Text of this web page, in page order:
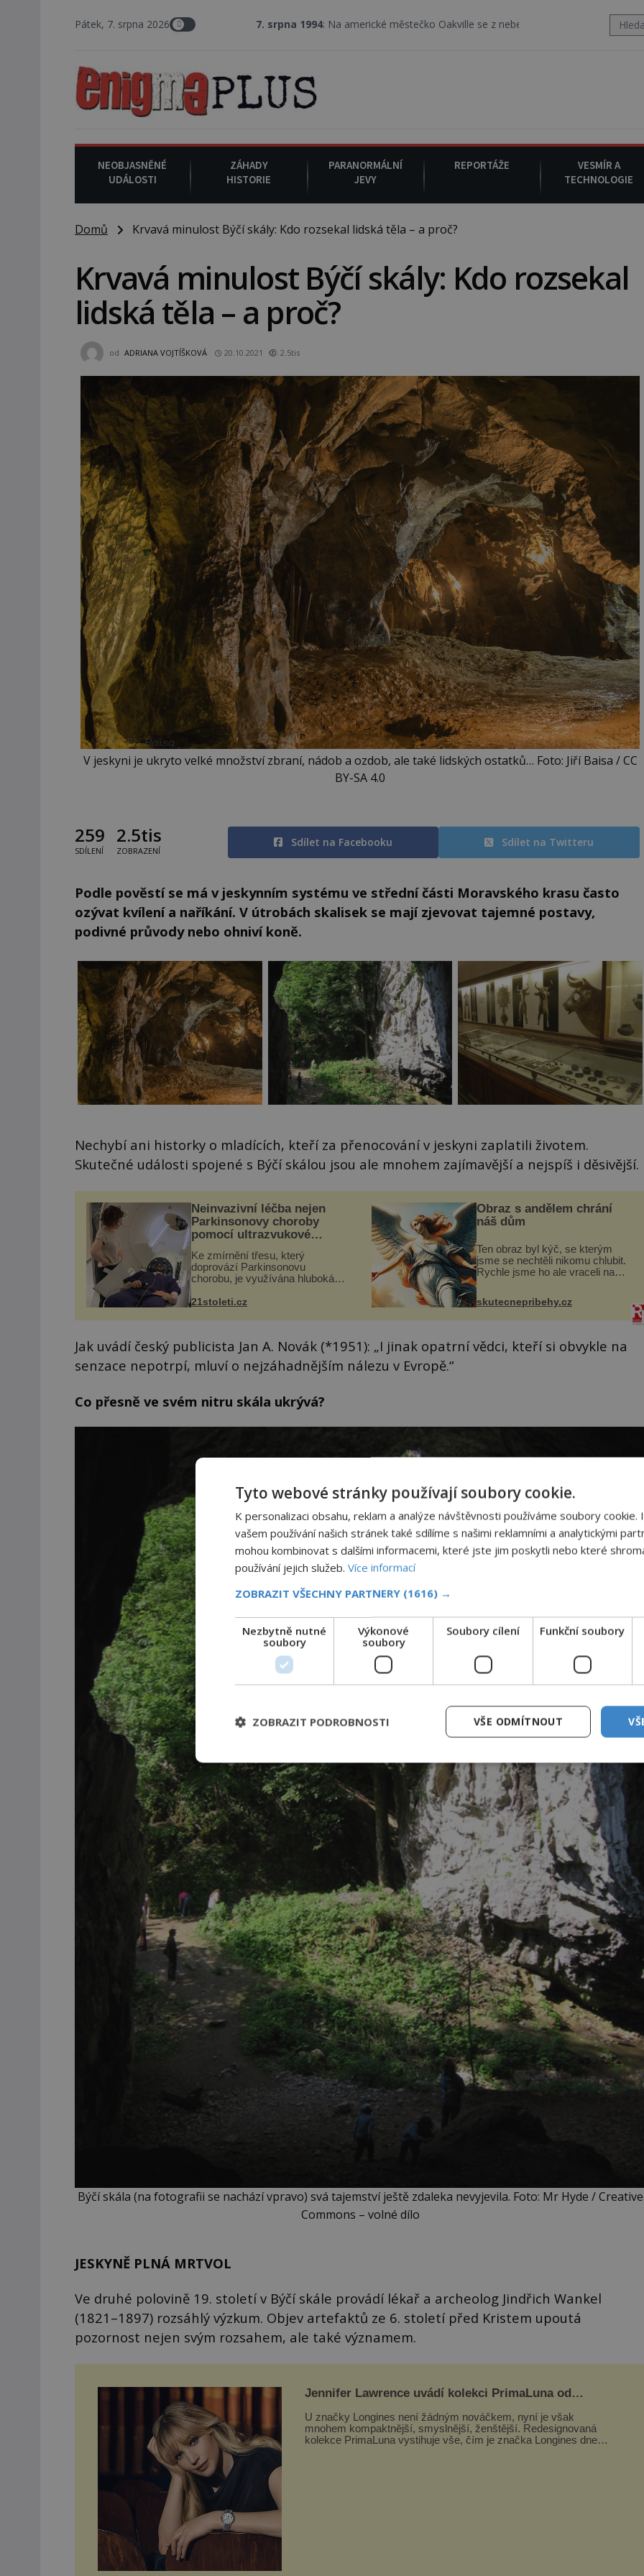
Pátek, 7. srpna 2026 7. srpna 1994: Na americké městečko Oakville se z nebe snáší podivná rosolovitá látka
NEOBJASNĚNÉ
UDÁLOSTI
ZÁHADY
HISTORIE
PARANORMÁLNÍ
JEVY
REPORTÁŽE
VESMÍR A
TECHNOLOGIE
Domů Krvavá minulost Býčí skály: Kdo rozsekal lidská těla – a proč?
Krvavá minulost Býčí skály: Kdo rozsekal
lidská těla – a proč?
od ADRIANA VOJTÍŠKOVÁ 20.10.2021 2.5tis
V jeskyni je ukryto velké množství zbraní, nádob a ozdob, ale také lidských ostatků… Foto: Jiří Baisa / CC
BY-SA 4.0
259
SDÍLENÍ
2.5tis
ZOBRAZENÍ
Sdílet na Facebooku Sdílet na Twitteru
Podle pověstí se má v jeskynním systému ve střední části Moravského krasu často
ozývat kvílení a naříkání. V útrobách skalisek se mají zjevovat tajemné postavy,
podivné průvody nebo ohniví koně.
Nechybí ani historky o mladících, kteří za přenocování v jeskyni zaplatili životem.
Skutečné události spojené s Býčí skálou jsou ale mnohem zajímavější a nejspíš i děsivější.
Neinvazivní léčba nejen
Parkinsonovy choroby
pomocí ultrazvukové
Ke zmírnění třesu, který
doprovází Parkinsonovu
chorobu, je využívána hluboká
vyžaduje vysoce invazivní
vhodný k dostatečně přesnému
21stoleti.cz
Obraz s andělem chrání
náš dům
Ten obraz byl kýč, se kterým
jsme se nechtěli nikomu chlubit.
Rychle jsme ho ale vraceli na
domek na severu Čech, kde
jsme si naplánova...
skutecnepribehy.cz
Jak uvádí český publicista Jan A. Novák (*1951): „I jinak opatrní vědci, kteří si obvykle na
senzace nepotrpí, mluví o nejzáhadnějším nálezu v Evropě.“
Co přesně ve svém nitru skála ukrývá?
Býčí skála (na fotografii se nachází vpravo) svá tajemství ještě zdaleka nevyjevila. Foto: Mr Hyde / Creative
Commons – volné dílo
JESKYNĚ PLNÁ MRTVOL
Ve druhé polovině 19. století v Býčí skále provádí lékař a archeolog Jindřich Wankel
(1821–1897) rozsáhlý výzkum. Objev artefaktů ze 6. století před Kristem upoutá
pozornost nejen svým rozsahem, ale také významem.
Jennifer Lawrence uvádí kolekci PrimaLuna od
U značky Longines není žádným nováčkem, nyní je však
mnohem kompaktnější, smyslnější, ženštější. Redesignovaná
kolekce PrimaLuna vystihuje vše, čím je značka Longines dnes
Tyto webové stránky používají soubory cookie.
K personalizaci obsahu, reklam a analýze návštěvnosti používáme soubory cookie.
vašem používání našich stránek také sdílíme s našimi reklamními a analytickými
mohou kombinovat s dalšími informacemi, které jste jim poskytli nebo které
používání jejich služeb. Více informací
ZOBRAZIT VŠECHNY PARTNERY (1616) →
Nezbytně nutné
soubory
Výkonové
soubory
Soubory cílení Funkční soubory
VŠE ODMÍTNOUT
ZOBRAZIT PODROBNOSTI